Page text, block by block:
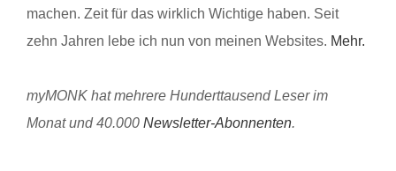
machen. Zeit für das wirklich Wichtige haben. Seit
zehn Jahren lebe ich nun von meinen Websites. Mehr.
myMONK hat mehrere Hunderttausend Leser im
Monat und 40.000 Newsletter-Abonnenten.